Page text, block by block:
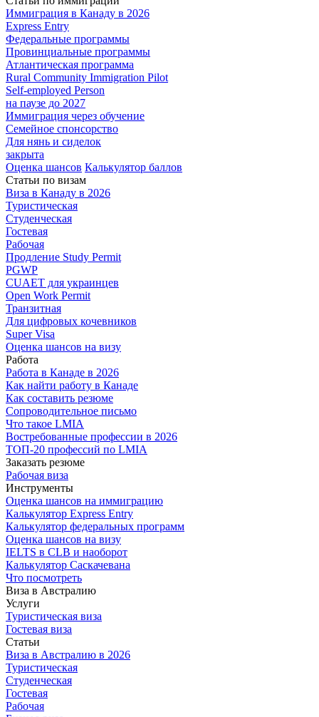
Иммиграция в Канаду в 2026
Express Entry
Федеральные программы
Провинциальные программы
Атлантическая программа
Rural Community Immigration Pilot
Self-employed Person
на паузе до 2027
Иммиграция через обучение
Семейное спонсорство
Для нянь и сиделок
закрыта
Оценка шансов Калькулятор баллов
Статьи по визам
Виза в Канаду в 2026
Туристическая
Студенческая
Гостевая
Рабочая
Продление Study Permit
PGWP
CUAET для украинцев
Open Work Permit
Транзитная
Для цифровых кочевников
Super Visa
Оценка шансов на визу
Работа
Работа в Канаде в 2026
Как найти работу в Канаде
Как составить резюме
Сопроводительное письмо
Что такое LMIA
Востребованные профессии в 2026
ТОП-20 профессий по LMIA
Заказать резюме
Рабочая виза
Инструменты
Оценка шансов на иммиграцию
Калькулятор Express Entry
Калькулятор федеральных программ
Оценка шансов на визу
IELTS в CLB и наоборот
Калькулятор Саскачевана
Что посмотреть
Виза в Австралию
Услуги
Туристическая виза
Гостевая виза
Статьи
Виза в Австралию в 2026
Туристическая
Студенческая
Гостевая
Рабочая